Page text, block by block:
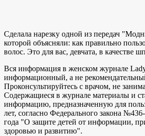
Сделала нарезку одной из передач
которой объясняли: как правильно
волос. Это для вас, девчата, в качестве
Вся информация в женском журнале
информационный, а не
Проконсультируйтесь с врачом, не
Содержащиеся в журнале материалы и
информацию, предназначенную для
лет, согласно Федерального закона
года "О защите детей от информации,
здоровью и развитию".